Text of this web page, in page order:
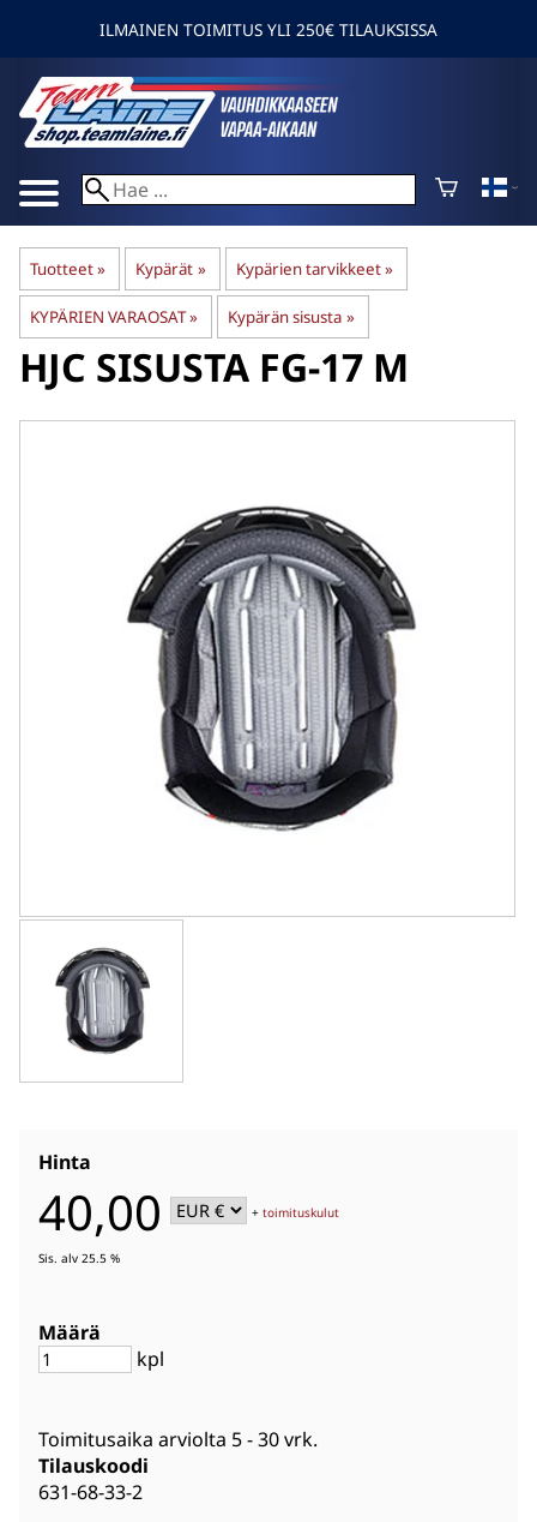
ILMAINEN TOIMITUS YLI 250€ TILAUKSISSA
Tuotteet‪» Kypärät ‪» Kypärien tarvikkeet‪»
KYPÄRIEN VARAOSAT‪» Kypärän sisusta ‪»
HJC SISUSTA FG-17 M
Hinta
40,00 +toimituskulut
Sis. alv 25.5 %
Määrä
kpl
Toimitusaika arviolta 5 - 30 vrk.
Tilauskoodi
631-68-33-2